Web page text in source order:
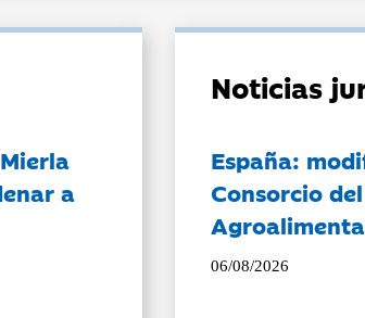
a
Noticias
España:
Consorcio
06/08/2026